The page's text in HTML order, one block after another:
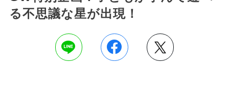
る不思議な星が出現！